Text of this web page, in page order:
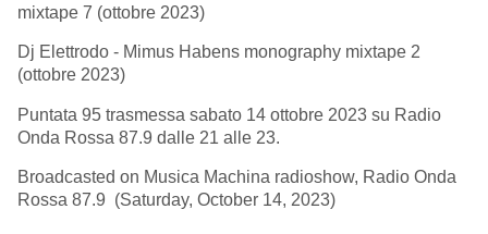
mixtape 7 (ottobre 2023)
Dj Elettrodo - Mimus Habens monography mixtape 2
(ottobre 2023)
Puntata 95 trasmessa sabato 14 ottobre 2023 su Radio
Onda Rossa 87.9 dalle 21 alle 23.
Broadcasted on Musica Machina radioshow, Radio Onda
Rossa 87.9 (Saturday, October 14, 2023)